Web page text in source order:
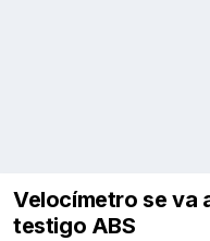
Velocímetro se va
testigo ABS